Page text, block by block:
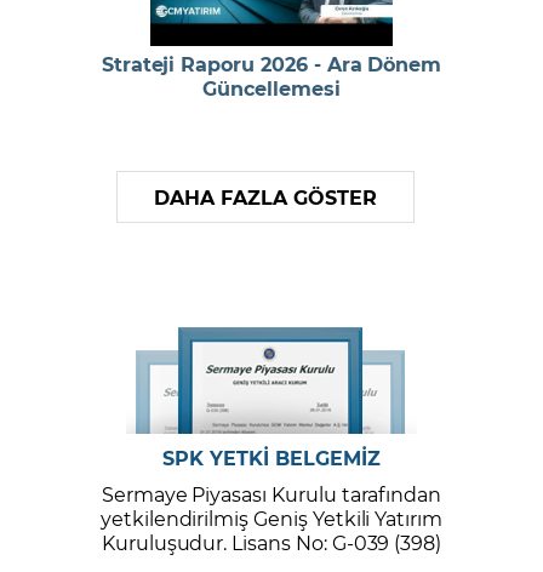
Strateji Raporu 2026 - Ara Dönem
Güncellemesi
DAHA FAZLA GÖSTER
SPK YETKİ BELGEMİZ
Sermaye Piyasası Kurulu tarafından
yetkilendirilmiş Geniş Yetkili Yatırım
Kuruluşudur. Lisans No: G-039 (398)